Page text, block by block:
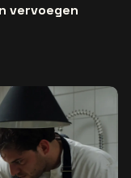
vervoegen